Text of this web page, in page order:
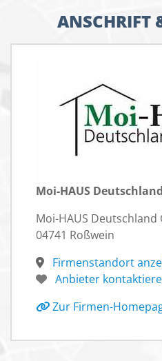
ANSCHRIFT
Moi-HAUS
Moi-HAUS Deutschland
04741 Roßwein
Firmenstandort
Anbieter
Zur Firmen-